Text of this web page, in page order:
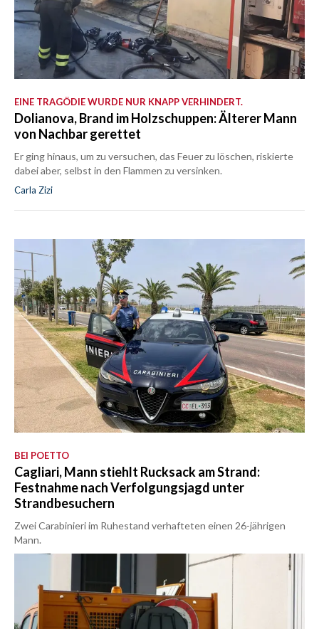
EINE TRAGÖDIE WURDE NUR KNAPP VERHINDERT.
Dolianova, Brand im Holzschuppen: Älterer Mann
von Nachbar gerettet
Er ging hinaus, um zu versuchen, das Feuer zu löschen, riskierte
dabei aber, selbst in den Flammen zu versinken.
Carla Zizi
BEI POETTO
Cagliari, Mann stiehlt Rucksack am Strand:
Festnahme nach Verfolgungsjagd unter
Strandbesuchern
Zwei Carabinieri im Ruhestand verhafteten einen 26-jährigen
Mann.